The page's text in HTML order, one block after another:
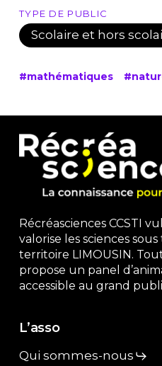
TYPE DE PUBLIC
Scolaire et hors
#mathématiques
Récréasciences CCSTI
valorise les sciences
territoire LIMOUSIN.
propose un panel
accessible au grand
L’asso
Qui sommes-nous